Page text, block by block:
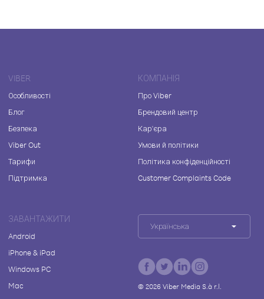
VIBER
Особливості
Блог
Безпека
Viber Out
Тарифи
Підтримка
КОМПАНІЯ
Про Viber
Брендовий центр
Кар'єра
Умови й політики
Політика конфіденційності
Customer Complaints Code
ЗАВАНТАЖИТИ
Android
iPhone & iPad
Windows PC
Mac
Українська
© 2026Viber Media S.à r.l.